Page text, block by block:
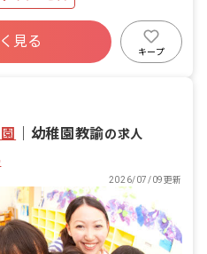
見る
キープ
幼稚園教諭の求人
2026/07/09更新